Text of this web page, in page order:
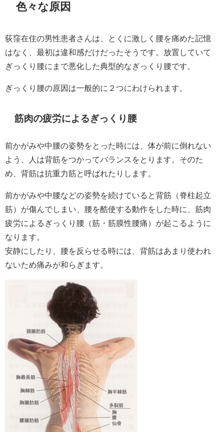
色々な原因
荻窪在住の男性患者さんは、とくに激しく腰を痛めた記憶
はなく、最初は違和感だけだったそうです。放置していて
ぎっくり腰にまで悪化した典型的なぎっくり腰です。
ぎっくり腰の原因は一般的に２つにわけられます。
筋肉の疲労によるぎっくり腰
前かがみや中腰の姿勢をとった時には、体が前に倒れない
よう、人は背筋をつかってバランスをとります。そのた
め、背筋は抗重力筋と呼ばれたりします。
前かがみや中腰などの姿勢を続けていると背筋（脊柱起立
筋）が傷んでしまい、腰を酷使する動作をした時に、筋肉
疲労によるぎっくり腰（筋・筋膜性腰痛）が起こるように
なります。
安静にしたり、腰を反らせる時には、背筋はあまり使われ
ないため痛みが和らぎます。